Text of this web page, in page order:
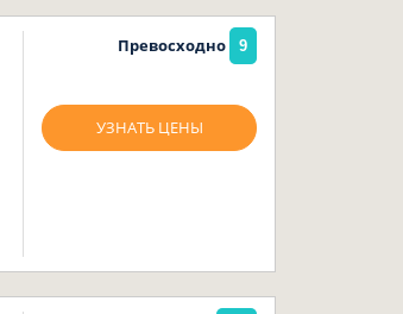
Превосходно 9
УЗНАТЬ ЦЕНЫ